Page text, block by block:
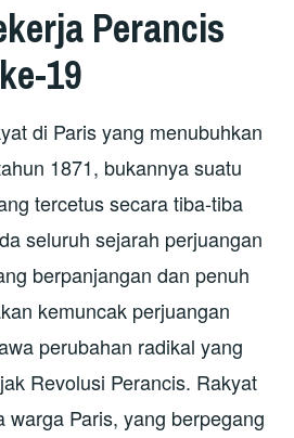
Perancis
19
di Paris yang menubuhkan
1871, bukannya suatu
tercetus secara tiba-tiba
seluruh sejarah perjuangan
berpanjangan dan penuh
kemuncak perjuangan
perubahan radikal yang
Revolusi Perancis. Rakyat
warga Paris, yang berpegang